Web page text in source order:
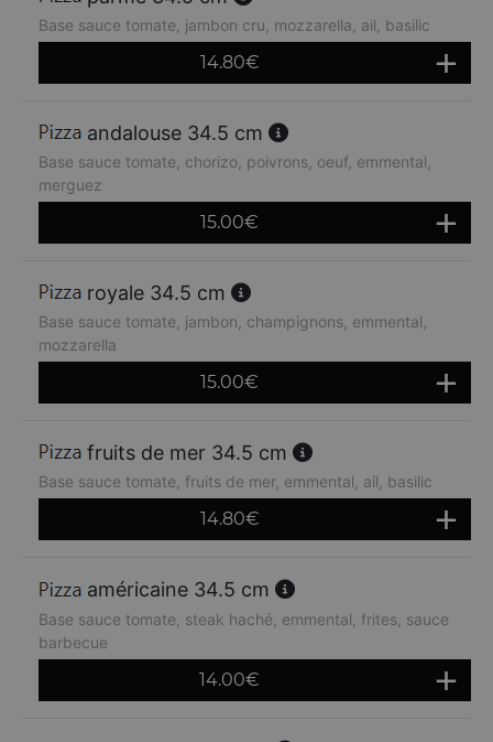
Base sauce tomate, jambon cru, mozzarella, ail, basilic
14.80€
andalouse 34.5 cm
Base sauce tomate, chorizo, poivrons, oeuf, emmental,
merguez
15.00€
royale 34.5 cm
Base sauce tomate, jambon, champignons, emmental,
mozzarella
15.00€
fruits de mer 34.5 cm
Base sauce tomate, fruits de mer, emmental, ail, basilic
14.80€
américaine 34.5 cm
Base sauce tomate, steak haché, emmental, frites, sauce
barbecue
14.00€